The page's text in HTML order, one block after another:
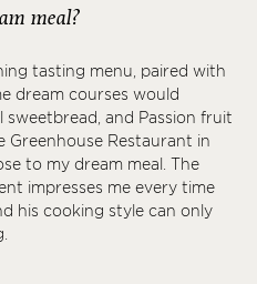
meal?
tasting menu, paired with
dream courses would
sweetbread, and Passion fruit
Greenhouse Restaurant in
to my dream meal. The
impresses me every time
his cooking style can only